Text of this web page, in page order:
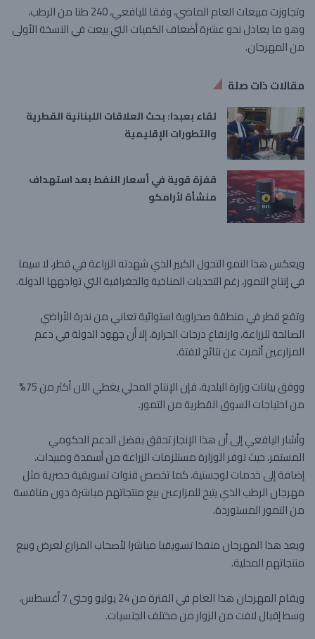
وتجاوزت مبيعات العام الماضي، وفقا لليافعي، 240 طنا من الرطب،
وهو ما يعادل نحو عشرة أضعاف الكميات التي بيعت في النسخة الأولى
من المهرجان.
مقالات ذات صلة
لقاء بعبدا: بحث العلاقات اللبنانية القطرية
والتطورات الإقليمية
قفزة قوية في أسعار النفط بعد استهداف
منشأة لأرامكو
ويعكس هذا النمو التحول الكبير الذي شهدته الزراعة في قطر، لا سيما
في إنتاج التمور، رغم التحديات المناخية والجغرافية التي تواجهها الدولة.
وتقع قطر في منطقة صحراوية استوائية تعاني من ندرة الأراضي
الصالحة للزراعة، وارتفاع درجات الحرارة، إلا أن جهود الدولة في دعم
المزارعين أثمرت عن نتائج لافتة.
ووفق بيانات وزارة البلدية، فإن الإنتاج المحلي يغطي الآن أكثر من 75%
من احتياجات السوق القطرية من التمور.
وأشار اليافعي إلى أن هذا الإنجاز تحقق بفضل الدعم الحكومي
المستمر، حيث توفر الوزارة مستلزمات الزراعة من أسمدة ومبيدات،
إضافة إلى خدمات لوجستية، كما تخصص قنوات تسويقية حصرية مثل
مهرجان الرطب الذي يتيح للمزارعين بيع منتجاتهم مباشرة دون منافسة
من التمور المستوردة.
ويعد هذا المهرجان منفذا تسويقيا مباشرا لأصحاب المزارع لعرض وبيع
منتجاتهم المحلية.
ويقام المهرجان هذا العام في الفترة من 24 يوليو وحتى 7 أغسطس،
وسط إقبال لافت من الزوار من مختلف الجنسيات.